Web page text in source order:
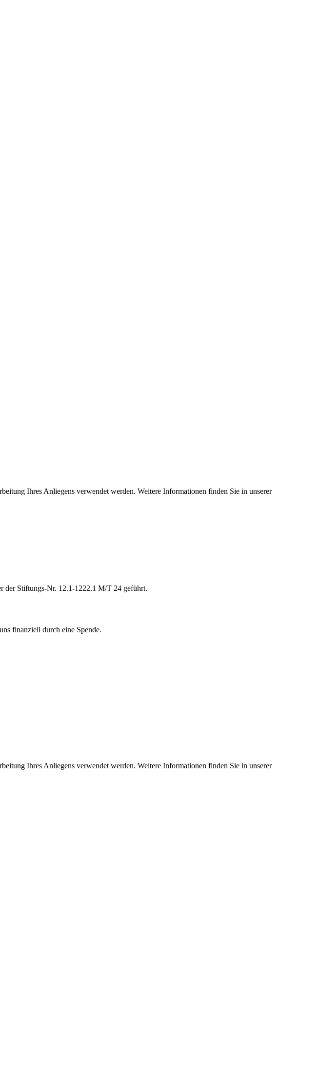
Ihres Anliegens verwendet werden. Weitere Informationen finden Sie in unserer
der Stiftungs-Nr. 12.1-1222.1 M/T 24 geführt.
finanziell durch eine Spende.
Ihres Anliegens verwendet werden. Weitere Informationen finden Sie in unserer